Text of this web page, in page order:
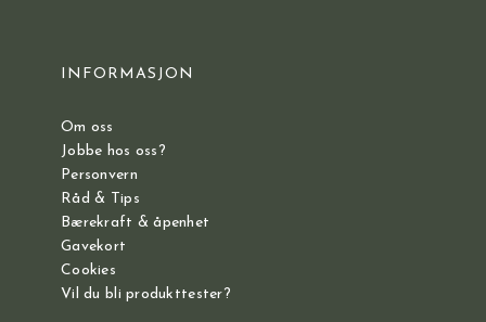
INFORMASJON
Om oss
Jobbe hos oss?
Personvern
Råd & Tips
Bærekraft & åpenhet
Gavekort
Cookies
Vil du bli produkttester?